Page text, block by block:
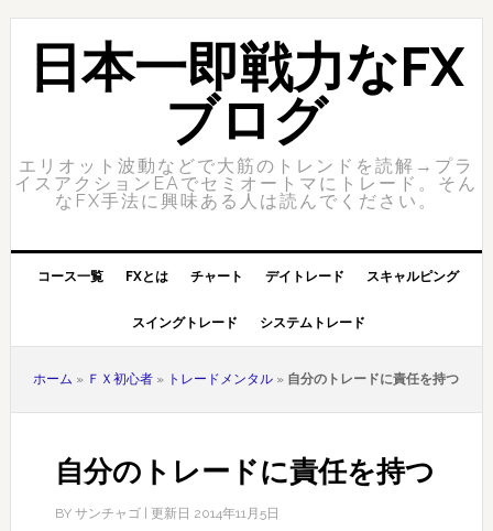
Skip
primary
navigation
Skip
content日本一即戦力なFX
ブログ
エリオット波動などで大筋のトレンドを読解→プラ
イスアクションEAでセミオートマにトレード。そん
なFX手法に興味ある人は読んでください。
コース一覧 FXとは チャート デイトレード スキャルピング
スイングトレード システムトレード
ホーム » ＦＸ初心者» トレードメンタル» 自分のトレードに責任を持つ
自分のトレードに責任を持つ
BY サンチャゴ| 更新日 2014年11月5日